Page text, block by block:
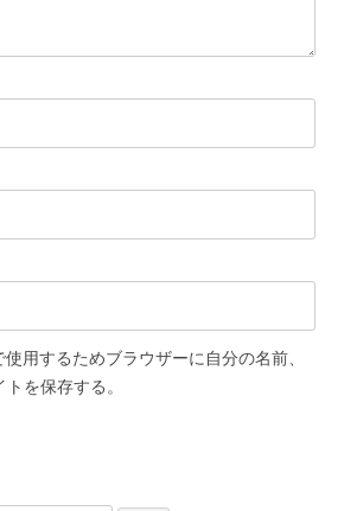
用するためブラウザーに自分の名前、
を保存する。